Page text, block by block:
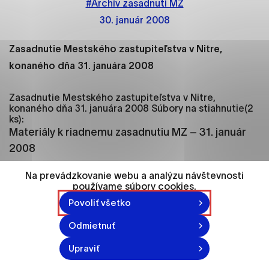
30. január 2008
#Archív zasadnutí MZ
Zasadnutie Mestského zastupiteľstva v Nitre,
konaného dňa 31. januára 2008
Zasadnutie Mestského zastupiteľstva v Nitre,
konaného dňa 31. januára 2008 Súbory na stiahnutie(2
ks):
Materiály k riadnemu zasadnutiu MZ – 31. január
2008
Uznesenie Mestského zastupiteľstva v Ni t r e č . 3 0 9
_9 9 z 25. 11. 1999
(6157 KB)
Pozvánky, Dochádzka, Hlasovanie, Uznesenia,
Zápisnica rok 2008
Zasadnutia Mestského zastupiteľstva – rok 2008
Na prevádzkovanie webu a analýzu návštevnosti
používame súbory cookies.
Povoliť všetko
Odmietnuť
Upraviť
ako je navigácia na stránke a prístup k
zabezpečeným oblastiam webovej stránky. Bez
fungovať.
Analytické cookies
Analytické cookies pomáhajú prevádzkovateľovi
stránok pochopiť, ako návštevníci stránok stránku
používajú, aby mohol stránky optimalizovať a
ponúknuť im lepšiu skúsenosť. Všetky dáta sa
zbierajú anonymne a nie je možné ich spojiť s
konkrétnou osobou.
Označiť všetko
Uložiť nastavenia
Viac informácií